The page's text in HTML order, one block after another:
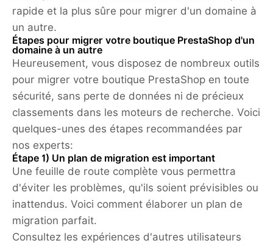
rapide et la plus sûre pour migrer d'un domaine à
un autre.
Étapes pour migrer votre boutique PrestaShop d'un
domaine à un autre
Heureusement, vous disposez de nombreux outils
pour migrer votre boutique PrestaShop en toute
sécurité, sans perte de données ni de précieux
classements dans les moteurs de recherche. Voici
quelques-unes des étapes recommandées par
nos experts:
Étape 1) Un plan de migration est important
Une feuille de route complète vous permettra
d'éviter les problèmes, qu'ils soient prévisibles ou
inattendus. Voici comment élaborer un plan de
migration parfait.
Consultez les expériences d'autres utilisateurs